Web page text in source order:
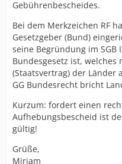
Gebührenbescheides.
Bei dem Merkzeichen RF
Gesetzgeber (Bund)
seine Begründung im SGB
Bundesgesetz ist,
(Staatsvertrag) der Länder
GG Bundesrecht bricht
Kurzum: fordert einen
Aufhebungsbescheid ist
gültig!
Grüße,
Miriam